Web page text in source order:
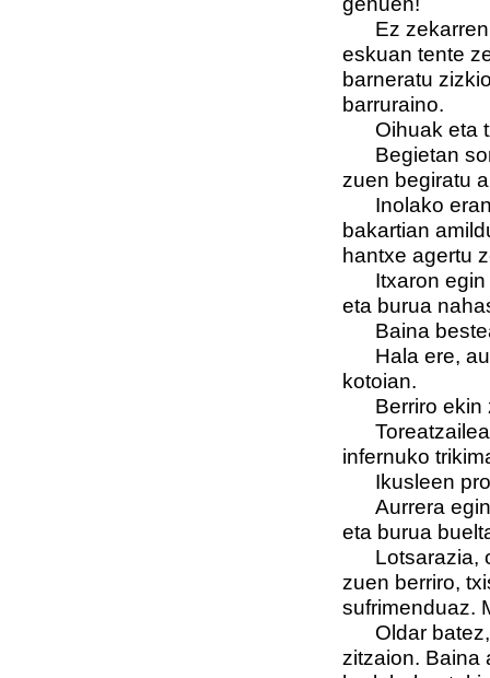
Ez
eskuan tente
barneratu
barruraino.
Oihuak eta
Begietan
zuen begiratu
Inolako
bakartian
hantxe agertu
Itxaron
eta burua
Baina
Hala ere,
kotoian.
Berriro ekin
infernuko
Ikusleen
Aurrera
eta burua
Lotsarazia,
zuen berriro,
sufrimenduaz.
Oldar
zitzaion. Baina